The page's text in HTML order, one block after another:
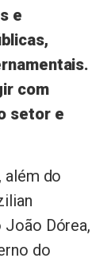
e
com
setor e
além do
Dórea,
do